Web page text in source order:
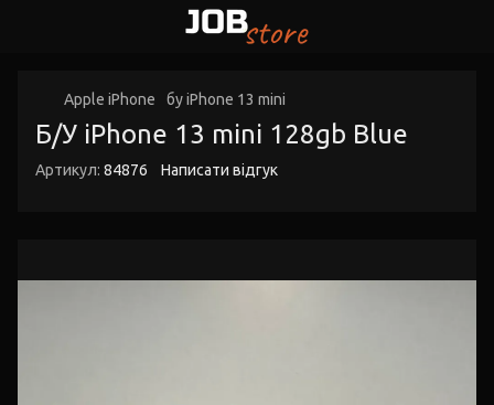
Apple iPhone бу iPhone 13 mini
Б/У iPhone 13 mini 128gb Blue
Артикул: 84876 Написати відгук